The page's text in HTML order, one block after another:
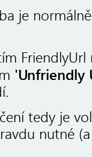
je
'Unfriendly
tedy je
nutné